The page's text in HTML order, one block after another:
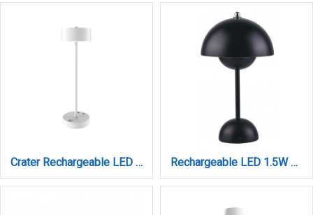
Crater Rechargeable LED 2W 3CCT Touch Table Lamp White D:38cmx11cm (80100120) Rechargeable LED 1.5W 3CCT Touch Table Lamp Black D:10x24cm (3059-Black)